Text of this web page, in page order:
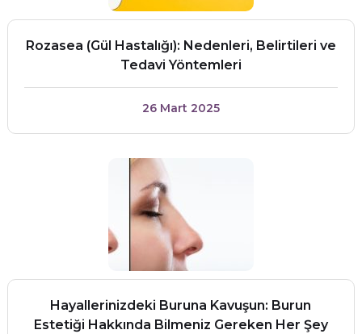
Rozasea (Gül Hastalığı): Nedenleri, Belirtileri ve
Tedavi Yöntemleri
26 Mart 2025
Hayallerinizdeki Buruna Kavuşun: Burun
Estetiği Hakkında Bilmeniz Gereken Her Şey